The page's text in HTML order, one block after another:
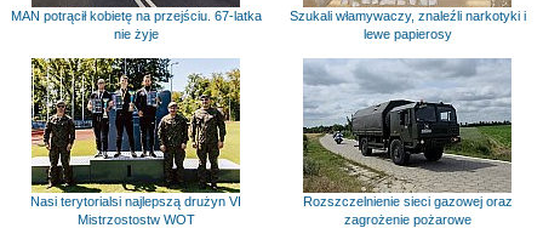
MAN potrącił kobietę na przejściu. 67-latka
nie żyje
Szukali włamywaczy, znaleźli narkotyki i
lewe papierosy
Nasi terytorialsi najlepszą drużyn VI
Mistrzostostw WOT
Rozszczelnienie sieci gazowej oraz
zagrożenie pożarowe